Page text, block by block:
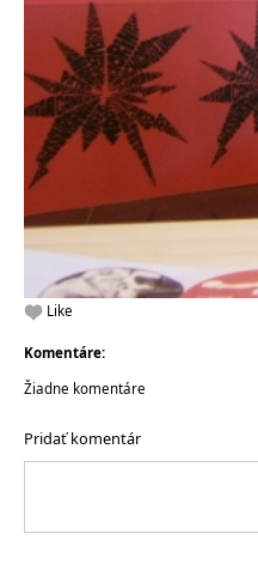
Like
Komentáre:
Žiadne komentáre
Pridať komentár